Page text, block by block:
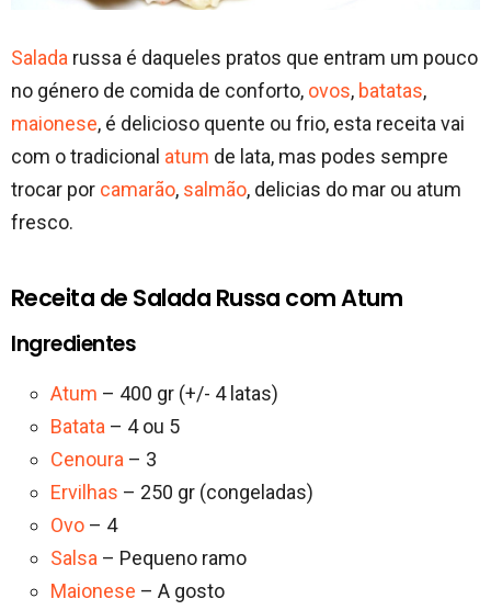
Salada russa é daqueles pratos que entram um pouco
no género de comida de conforto, ovos, batatas,
maionese, é delicioso quente ou frio, esta receita vai
com o tradicional atum de lata, mas podes sempre
trocar por camarão, salmão, delicias do mar ou atum
fresco.
Receita de Salada Russa com Atum
Ingredientes
Atum – 400 gr (+/- 4 latas)
Batata – 4 ou 5
Cenoura – 3
Ervilhas – 250 gr (congeladas)
Ovo – 4
Salsa – Pequeno ramo
Maionese – A gosto